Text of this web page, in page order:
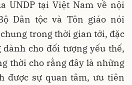
UNDP tại Việt Nam về nội
Dân tộc và Tôn giáo nói
trong thời gian tới, đặc
cho đối tượng yếu thế,
thời cho rằng đây là những
được sự quan tâm, ưu tiên